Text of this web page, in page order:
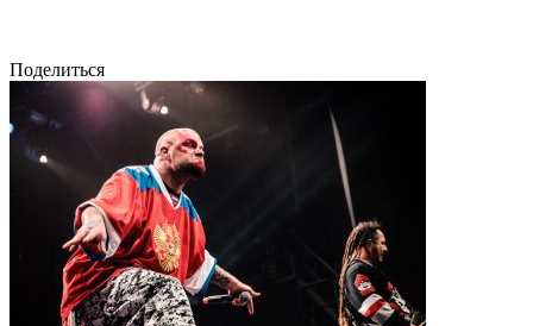
Поделиться